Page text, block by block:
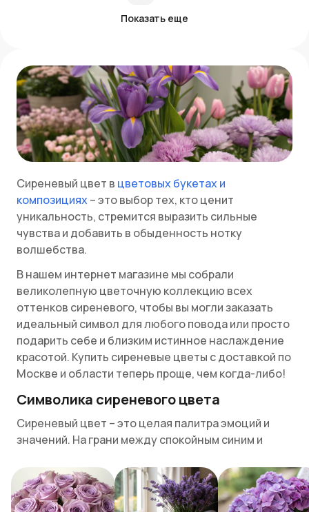
Показать еще
Сиреневый цвет в цветовых букетах и
композициях– это выбор тех, кто ценит
уникальность, стремится выразить сильные
чувства и добавить в обыденность нотку
волшебства.
В нашем интернет магазине мы собрали
великолепную цветочную коллекцию всех
оттенков сиреневого, чтобы вы могли заказать
идеальный символ для любого повода или просто
подарить себе и близким истинное наслаждение
красотой. Купить сиреневые цветы с доставкой по
Москве и области теперь проще, чем когда-либо!
Символика сиреневого цвета
Сиреневый цвет – это целая палитра эмоций и
значений. На грани между спокойным синим и
лиловый, лавандовый) означает:
Загадочность и тайну. Выбор сиреневых цветов